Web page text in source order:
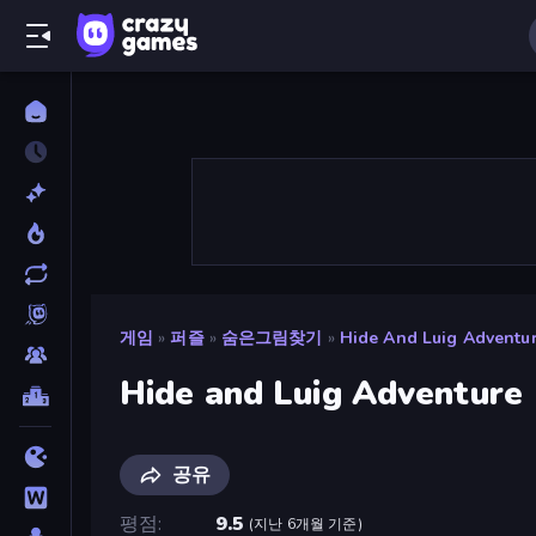
게임 » 퍼즐 » 숨은그림찾기 » Hide And Luig
Hide and Luig Adventure
공유
평점
9.5 (지난 6개월 기준)